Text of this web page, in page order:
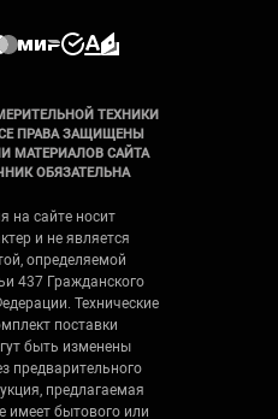
ТЕХНИКИ
ПРАВА ЗАЩИЩЕНЫ
МАТЕРИАЛОВ САЙТА
ОБЯЗАТЕЛЬНА
на сайте носит
и не является
определяемой
437 Гражданского
Технические
поставки
быть изменены
предварительного
предлагаемая
имеет бытового или